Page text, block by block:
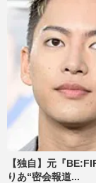
【独自】元『
りあ“密会報道...